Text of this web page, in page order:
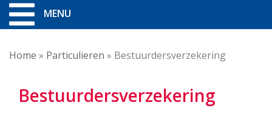
MENU
Home » Particulieren » Bestuurdersverzekering
Bestuurdersverzekering